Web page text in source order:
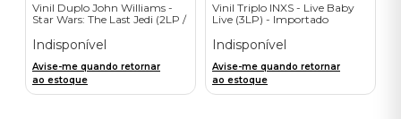
Vinil Duplo John Williams -
Star Wars: The Last Jedi (2LP /
Importado
Indisponível
Avise-me quando retornar
ao estoque
Vinil Triplo INXS - Live Baby
Live (3LP) - Importado
Indisponível
Avise-me quando retornar
ao estoque